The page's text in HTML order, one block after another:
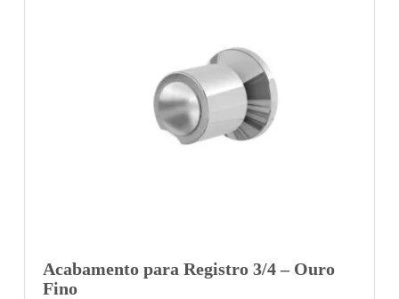
Acabamento para Registro 3/4 – Ouro
Fino